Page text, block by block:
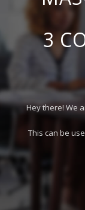
3
Hey there! We
This can be